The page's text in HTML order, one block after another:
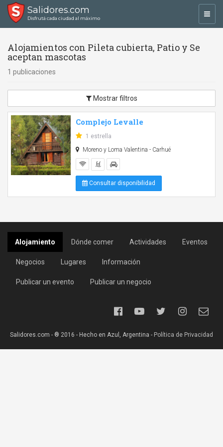
Salidores.com
Disfrutá cada ciudad al máximo
Alojamientos con Pileta cubierta, Patio y Se
aceptan mascotas
1 publicaciones
Mostrar filtros
Complejo Levalle
1 estrella
Moreno y Loma Valentina - Carhué
Consultar disponibilidad
Alojamiento Dónde comer Actividades Eventos
Negocios Lugares Información
Publicar un evento Publicar un negocio
Salidores.com - ® 2016 - Hecho en Azul, Argentina - Política de Privacidad